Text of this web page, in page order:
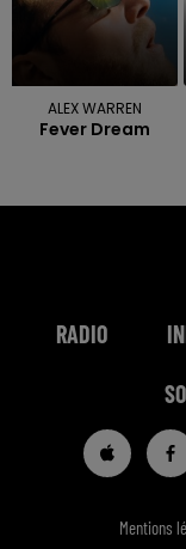
ALEX WARREN
Fever Dream
RADIO
Mentions